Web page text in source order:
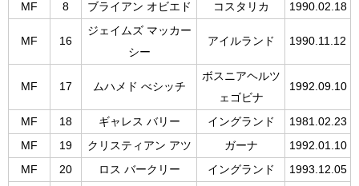
MF 8 ブライアン オビエド コスタリカ 1990.02.18
MF 16
ジェイムズ マッカー
シー
アイルランド 1990.11.12
MF 17 ムハメド べシッチ
ボスニアヘルツ
ェゴビナ
1992.09.10
MF 18 ギャレス バリー イングランド
1981.02.23
MF
19 クリスティアン アツ ガーナ
1992.01.10
MF
20 ロス バークリー イングランド
1993.12.05